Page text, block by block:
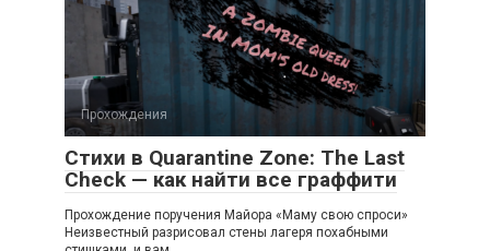
Прохождения
Стихи в Quarantine Zone: The Last
Check — как найти все граффити
Прохождение поручения Майора «Маму свою спроси»
Неизвестный разрисовал стены лагеря похабными